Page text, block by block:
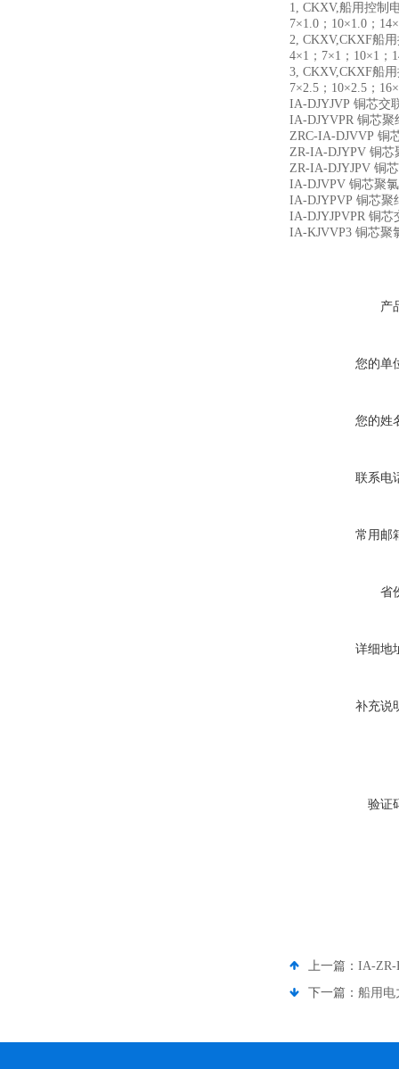
1, CKXV,船用控制
7×1.0；10×1.0；
2, CKXV,CKXF船
4×1；7×1；10×1；
3, CKXV,CKXF船
7×2.5；10×2.5；
IA-DJYJVP 铜芯交
IA-DJYVPR 铜芯
ZRC-IA-DJVVP 铜
ZR-IA-DJYPV 铜
ZR-IA-DJYJPV 铜
IA-DJVPV 铜芯聚
IA-DJYPVP 铜芯聚
IA-DJYJPVPR 铜
IA-KJVVP3 铜芯聚
产
您的单
您的姓
联系电
常用邮
省
详细地
补充说
验证
上一篇： IA-ZR-
下一篇： 船用电